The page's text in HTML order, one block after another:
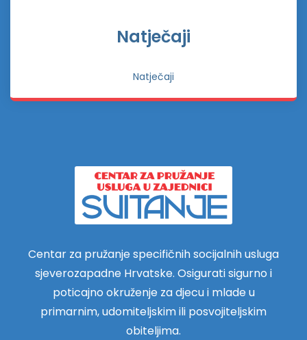
Natječaji
Natječaji
Centar za pružanje specifičnih socijalnih usluga
sjeverozapadne Hrvatske. Osigurati sigurno i
poticajno okruženje za djecu i mlade u
primarnim, udomiteljskim ili posvojiteljskim
obiteljima.